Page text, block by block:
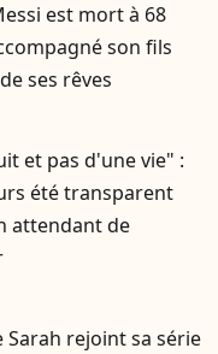
est mort à 68
son fils
ses rêves
et pas d'une vie" :
été transparent
attendant de
Sarah rejoint sa série